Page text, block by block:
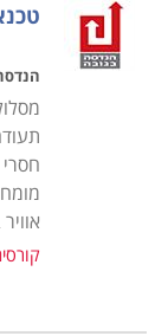
היום, אם חלילה
יולי או אוגוסט,
הביתה עד בואו
שנים לא רבות
מזג האוויר
ההתחממות
קיצוניות
יותר ויותר
תחום שבו אנו